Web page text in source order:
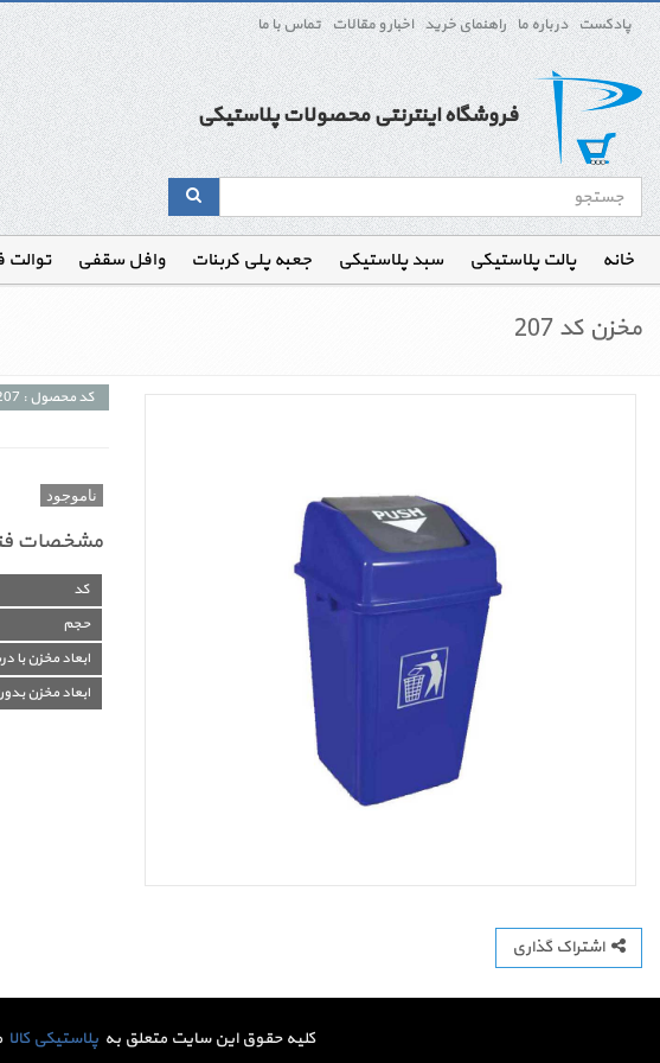
پادکست درباره ما راهنمای خرید اخبار و مقالات تماس با ما
فروشگاه اینترنتی محصولات پلاستیکی
خانه پالت پلاستیکی سبد پلاستیکی جعبه پلی کربنات وافل سقفی توالت
مخزن کد 207
کد محصول : 207
ناموجود
مشخصات فنی
کد
حجم
ابعاد مخزن با
ابعاد مخزن
اشتراک گذاری
کلیه حقوق این سایت متعلق به پلاستیکی کالا